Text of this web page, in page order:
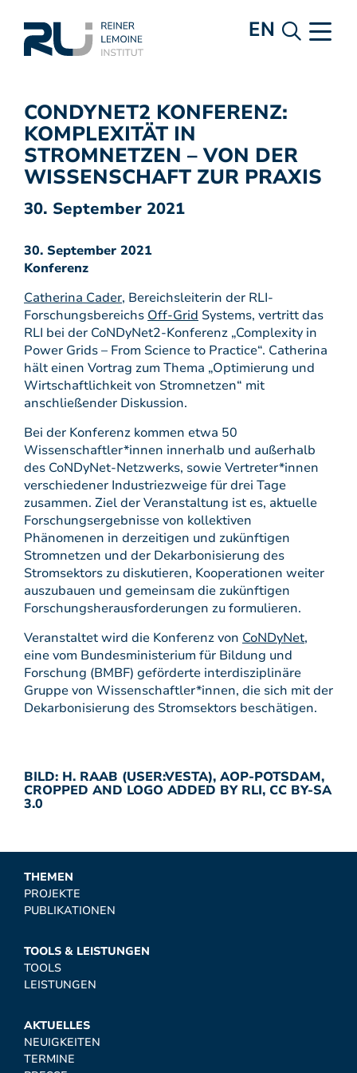
EN
CONDYNET2 KONFERENZ:
KOMPLEXITÄT IN
STROMNETZEN – VON DER
WISSENSCHAFT ZUR PRAXIS
30. September 2021
30. September 2021
Konferenz
Catherina Cader, Bereichsleiterin der RLI-
Forschungsbereichs Off-Grid Systems, vertritt das
RLI bei der CoNDyNet2-Konferenz „Complexity in
Power Grids – From Science to Practice“. Catherina
hält einen Vortrag zum Thema „Optimierung und
Wirtschaftlichkeit von Stromnetzen“ mit
anschließender Diskussion.
Bei der Konferenz kommen etwa 50
Wissenschaftler*innen innerhalb und außerhalb
des CoNDyNet-Netzwerks, sowie Vertreter*innen
verschiedener Industriezweige für drei Tage
zusammen. Ziel der Veranstaltung ist es, aktuelle
Forschungsergebnisse von kollektiven
Phänomenen in derzeitigen und zukünftigen
Stromnetzen und der Dekarbonisierung des
Stromsektors zu diskutieren, Kooperationen weiter
auszubauen und gemeinsam die zukünftigen
Forschungsherausforderungen zu formulieren.
Veranstaltet wird die Konferenz von CoNDyNet,
eine vom Bundesministerium für Bildung und
Forschung (BMBF) geförderte interdisziplinäre
Gruppe von Wissenschaftler*innen, die sich mit der
Dekarbonisierung des Stromsektors beschätigen.
BILD: H. RAAB (USER:VESTA), AOP-POTSDAM,
CROPPED AND LOGO ADDED BY RLI, CC BY-SA
3.0
THEMEN
PROJEKTE
PUBLIKATIONEN
TOOLS & LEISTUNGEN
TOOLS
LEISTUNGEN
AKTUELLES
NEUIGKEITEN
TERMINE